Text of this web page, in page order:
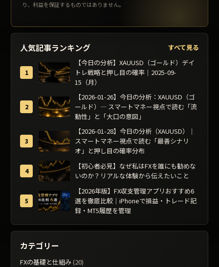
り、利益を保証するものではありません。
人気記事ランキング
すべて見る
【今日の分析】XAUUSD（ゴールド）デイ
トレ戦略と押し目の確率｜2025-09-
15（月）
【2026-01-26】今日の分析：XAUUSD（ゴ
ールド）— スマートマネー視点で読む「流
動性」と「大口の意図」
【2026-01-28】今日の分析（XAUUSD）｜
スマートマネー視点で読む「最善シナリ
オ」と押し目の確率分布
【初心者必見】なぜ私はFXを誰にも勧めな
いのか？リアルな体験から伝えたいこと
【2026年版】FX収支管理アプリおすすめ6
選を徹底比較｜iPhoneで損益・トレード記
録・MT5履歴を管理
カテゴリー
FXの基礎と仕組み(20)